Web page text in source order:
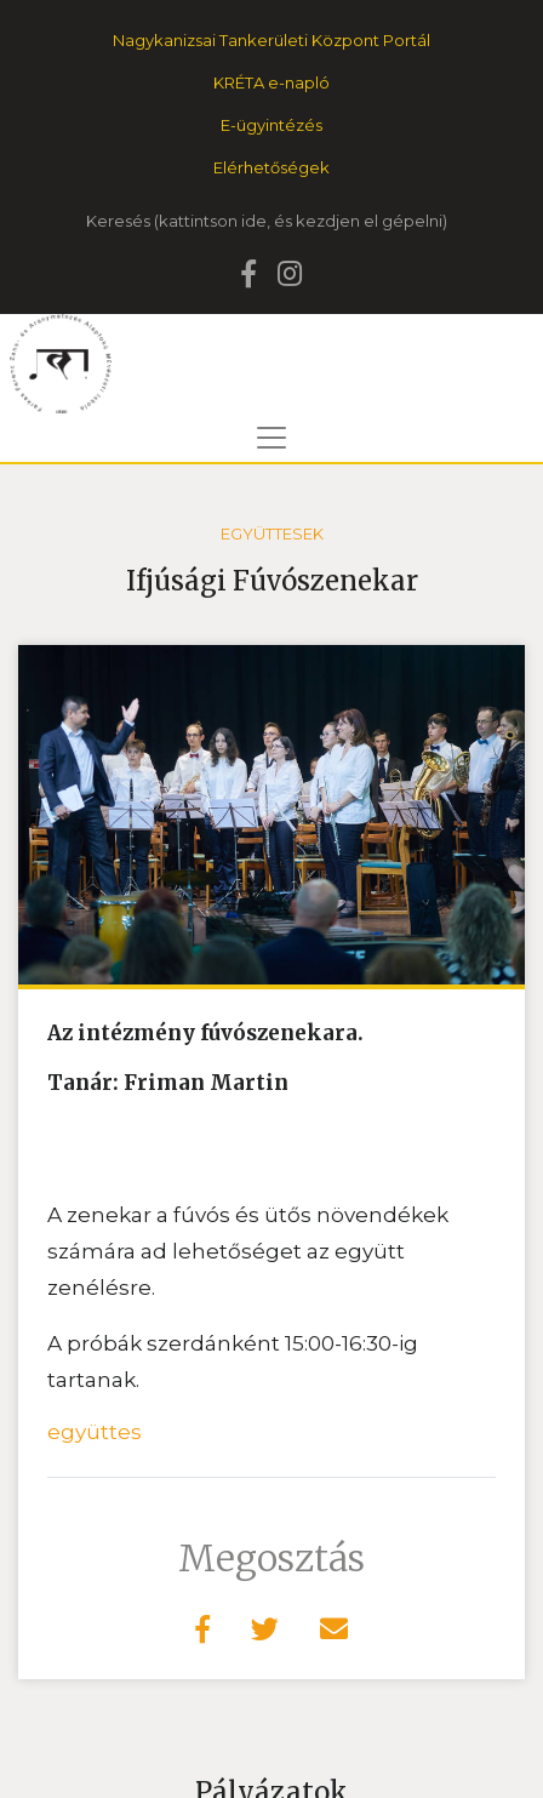
Nagykanizsai Tankerületi Központ Portál
KRÉTA e-napló
E-ügyintézés
Elérhetőségek
Keresés
EGYÜTTESEK
Ifjúsági Fúvószenekar
Az intézmény fúvószenekara.
Tanár: Friman Martin
A zenekar a fúvós és ütős növendékek
számára ad lehetőséget az együtt
zenélésre.
A próbák szerdánként 15:00-16:30-ig
tartanak.
együttes
Megosztás